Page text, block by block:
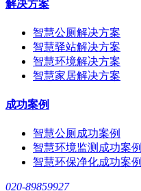
解决方案
智慧公厕解决方案
智慧驿站解决方案
智慧环境解决方案
智慧家居解决方案
成功案例
智慧公厕成功案例
智慧环境监测成功案例
智慧环保净化成功案例
020-89859927